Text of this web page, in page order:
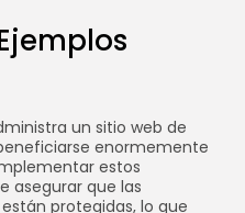
un sitio web de
enormemente
estos
asegurar que las
protegidas, lo que